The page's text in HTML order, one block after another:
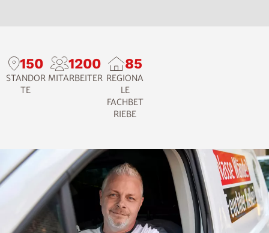
150
STANDOR
TE
1200
MITARBEITER
85
REGIONA
LE
FACHBET
RIEBE